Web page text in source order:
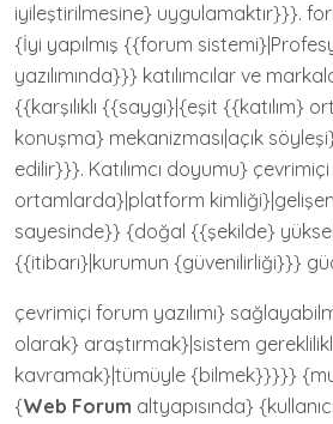
iyileştirilmesine} uygulamaktır}}}.
{İyi yapılmış {{forum
yazılımında}}} katılımcılar ve
{{karşılıklı {{saygı}|{eşit {{katılım}
konuşma} mekanizması|açık
edilir}}}. Katılımcı doyumu} çevrimiçi
ortamlarda}|platform
sayesinde}} {doğal {{şekilde}
{{itibarı}|kurumun {güvenilirliği}}}
çevrimiçi forum yazılımı}
olarak} araştırmak}|sistem
kavramak}|tümüyle {bilmek}}}}}
{Web Forum altyapısında}